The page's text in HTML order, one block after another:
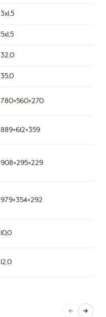
3х1,5
5х1,5
32,0
35,0
780×560×270
889×612×359
908×295×229
979×354×292
10,0
12,0